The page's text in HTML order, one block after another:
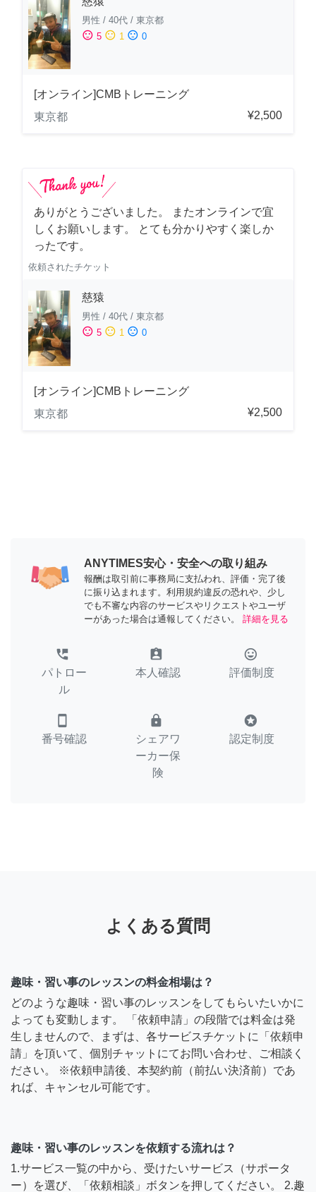
男性 / 40代 / 東京都
sentiment_satisfied 5 sentiment_neutral 1 sentiment_dissatisfied 0
[オンライン]CMBトレーニング
東京都
¥2,500
ありがとうございました。 またオンラインで宜
しくお願いします。 とても分かりやすく楽しか
ったです。
依頼されたチケット
慈猿
男性 / 40代 / 東京都
sentiment_satisfied 5 sentiment_neutral 1 sentiment_dissatisfied 0
[オンライン]CMBトレーニング
東京都
¥2,500
ANYTIMES安心・安全への取り組み
報酬は取引前に事務局に支払われ、評価・完了後
に振り込まれます。利用規約違反の恐れや、少し
でも不審な内容のサービスやリクエストやユーザ
ーがあった場合は通報してください。
詳細を見る
perm_phone_msg
パトロー
ル
assignment_ind
本人確認
tag_faces
評価制度
smartphone
番号確認
lock
シェアワ
ーカー保
険
stars
認定制度
よくある質問
趣味・習い事のレッスンの料金相場は？
どのような趣味・習い事のレッスンをしてもらいたいかに
よっても変動します。 「依頼申請」の段階では料金は発
生しませんので、まずは、各サービスチケットに「依頼申
請」を頂いて、個別チャットにてお問い合わせ、ご相談く
ださい。 ※依頼申請後、本契約前（前払い決済前）であ
れば、キャンセル可能です。
趣味・習い事のレッスンを依頼する流れは？
1.サービス一覧の中から、受けたいサービス（サポータ
ー）を選び、「依頼相談」ボタンを押してください。 2.趣